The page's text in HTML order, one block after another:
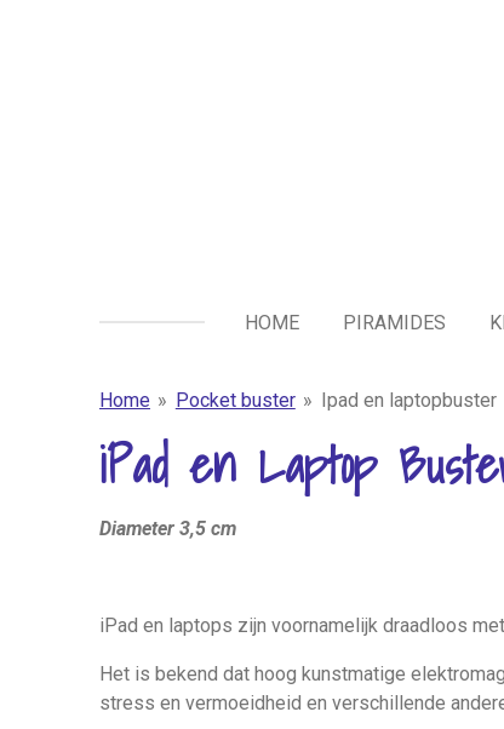
HOME PIRAMIDES
Home » Pocket buster » Ipad en laptopbuster
iPad en Laptop
Diameter 3,5 cm
iPad en laptops zijn voornamelijk draadloos
Het is bekend dat hoog kunstmatige
stress en vermoeidheid en verschillende